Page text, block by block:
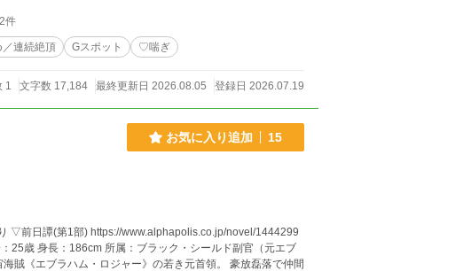
件
／連続絶頂 Gスポット ♡喘ぎ
1 文字数 17,184 最終更新日 2026.08.05 登録日 2026.07.19
お気に入り追加 15